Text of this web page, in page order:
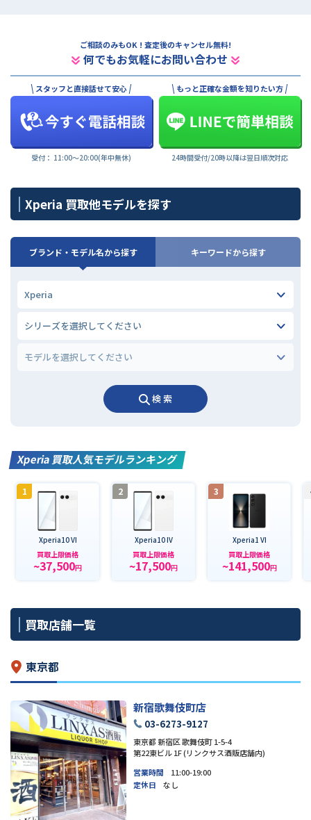
ご相談のみもOK ! 査定後のキャンセル無料!
何でもお気軽にお問い合わせ
スタッフと直接話せて安心
受付： 11:00〜20:00(年中無休)
もっと正確な金額を知りたい方
24時間受付/20時以降は翌日順次対応
Xperia 買取他モデルを探す
ブランド・モデル名から探す キーワードから探す
検 索
Xperia 買取人気モデルランキング
1
Xperia10 VI
買取上限価格
~37,500円
2
Xperia10 IV
買取上限価格
~17,500円
3
Xperia1 VI
買取上限価格
~141,500円
買取店舗一覧
東京都
新宿歌舞伎町店
03-6273-9127
東京都 新宿区 歌舞伎町 1-5-4
第22東ビル 1F (リンクサス酒販店舗内)
営業時間
11:00-19:00
定休日
なし